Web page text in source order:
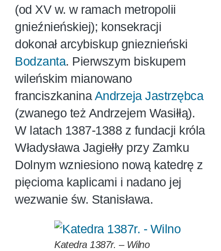
(od XV w. w ramach metropolii
gnieźnieńskiej); konsekracji
dokonał arcybiskup gnieznieński
Bodzanta. Pierwszym biskupem
wileńskim mianowano
franciszkaninaAndrzeja Jastrzębca
(zwanego też Andrzejem Wasiłłą).
W latach 1387-1388 z fundacji króla
Władysława Jagiełły przy Zamku
Dolnym wzniesiono nową katedrę z
pięcioma kaplicami i nadano jej
wezwanie św. Stanisława.
Katedra 1387r. – Wilno